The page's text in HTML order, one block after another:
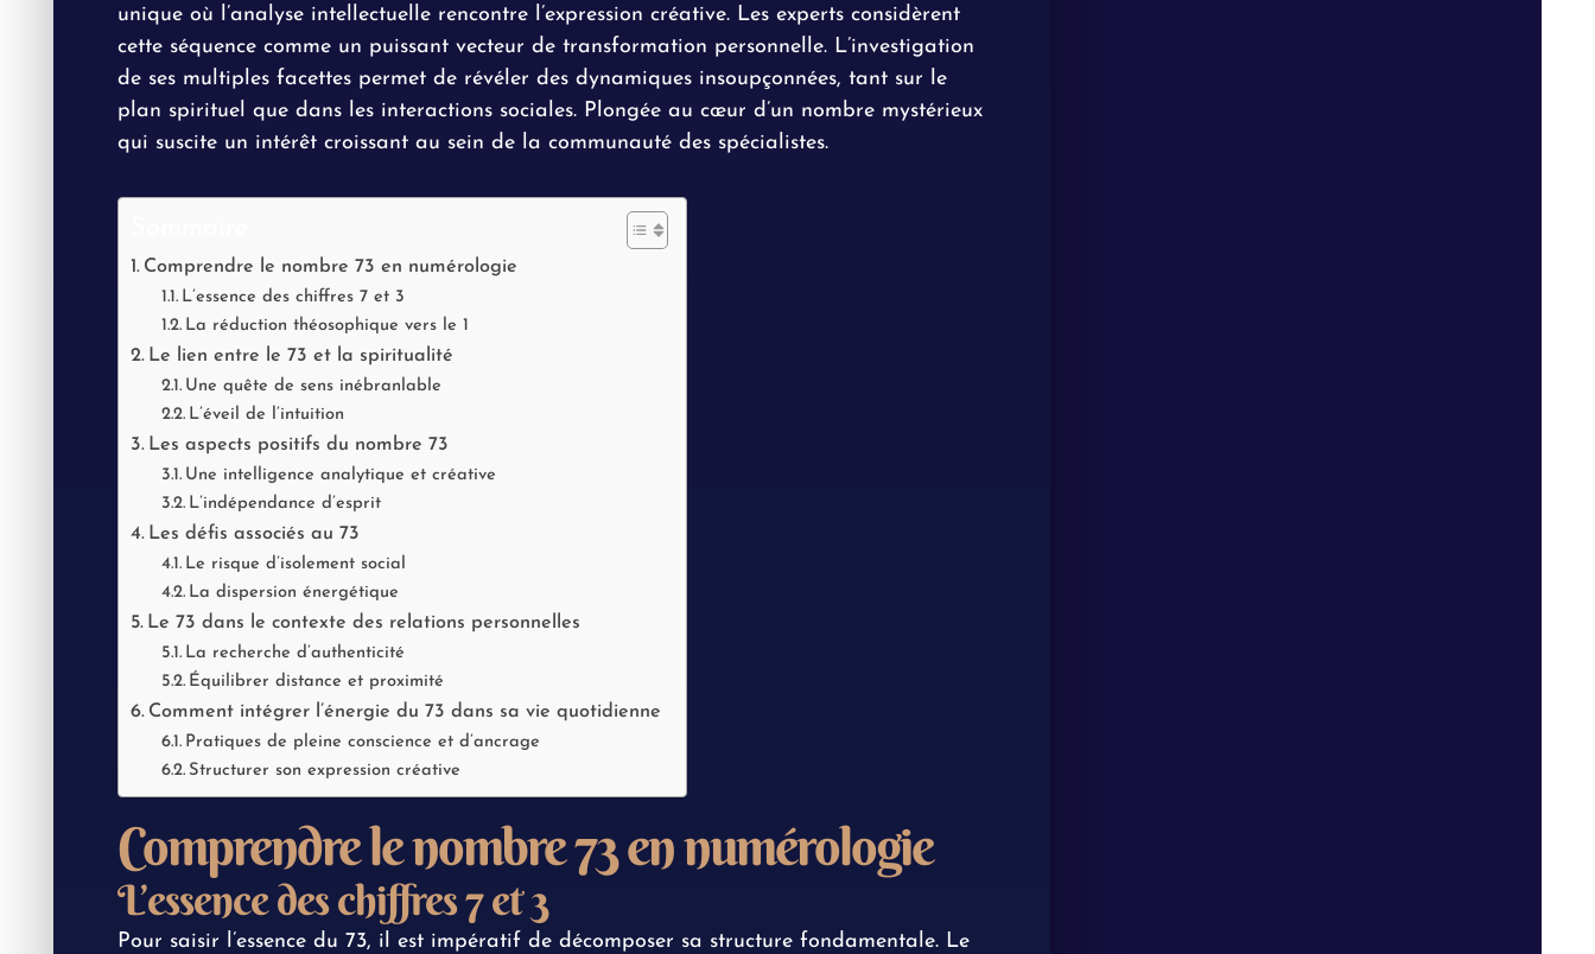
unique où l’analyse intellectuelle rencontre l’expression créative. Les experts considèrent
cette séquence comme un puissant vecteur de transformation personnelle. L’investigation
de ses multiples facettes permet de révéler des dynamiques insoupçonnées, tant sur le
plan spirituel que dans les interactions sociales. Plongée au cœur d’un nombre mystérieux
qui suscite un intérêt croissant au sein de la communauté des spécialistes.
Comprendre le nombre 73 en numérologie
L’essence des chiffres 7 et 3
La réduction théosophique vers le 1
Le lien entre le 73 et la spiritualité
Une quête de sens inébranlable
L’éveil de l’intuition
Les aspects positifs du nombre 73
Une intelligence analytique et créative
L’indépendance d’esprit
Les défis associés au 73
Le risque d’isolement social
La dispersion énergétique
Le 73 dans le contexte des relations personnelles
La recherche d’authenticité
Équilibrer distance et proximité
Comment intégrer l’énergie du 73 dans sa vie quotidienne
Pratiques de pleine conscience et d’ancrage
Structurer son expression créative
Comprendre le nombre 73 en numérologie
L’essence des chiffres 7 et 3
Pour saisir l’essence du 73, il est impératif de décomposer sa structure fondamentale. Le